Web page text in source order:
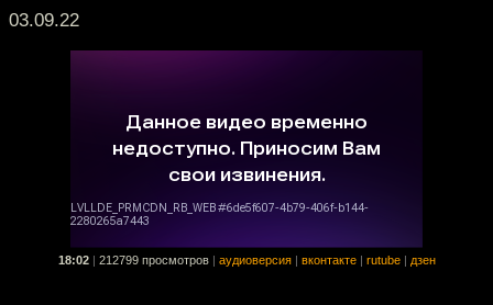
03.09.22
18:02 212799 просмотров аудиоверсия вконтакте rutube дзен